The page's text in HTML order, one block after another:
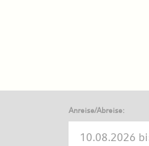
Anreise/Abreise: